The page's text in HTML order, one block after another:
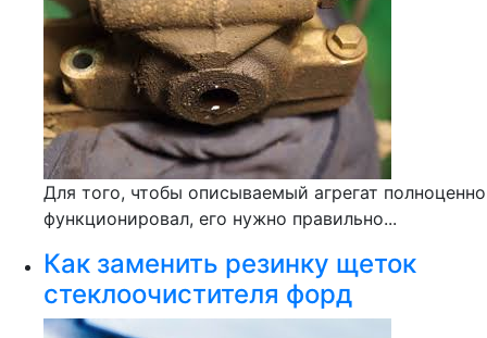
Для того, чтобы описываемый агрегат полноценно
функционировал, его нужно правильно...
Как заменить резинку щеток
стеклоочистителя форд